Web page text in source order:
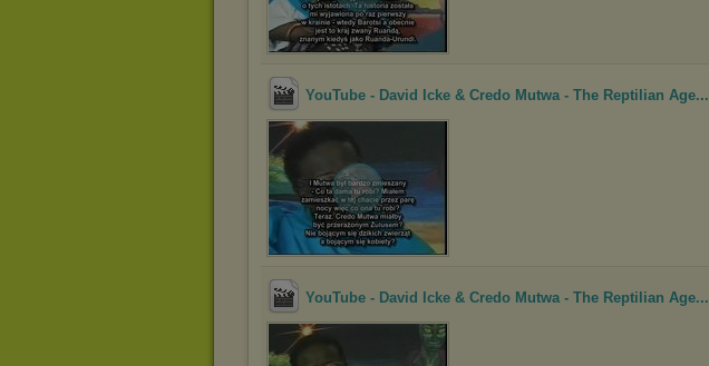
YouTube - David Icke & Credo Mutwa - The Reptilian Age...
YouTube - David Icke & Credo Mutwa - The Reptilian Age...